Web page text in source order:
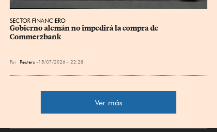
SECTOR FINANCIERO
Gobierno alemán no impedirá la compra de
Commerzbank
Por Reuters 15/07/2026 - 22:28
Ver más